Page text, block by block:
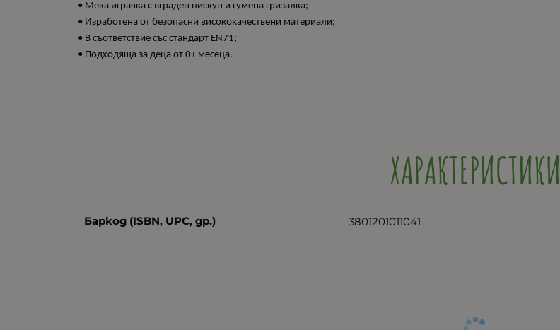
• Мека играчка с вграден пискун и гумена гризалка;
• Изработена от безопасни висококачествени материали;
• В съответствие със стандарт EN71;
• Подходяща за деца от 0+ месеца.
ХАРАКТЕРИСТИКИ
Баркод (ISBN, UPC, др.) 3801201011041